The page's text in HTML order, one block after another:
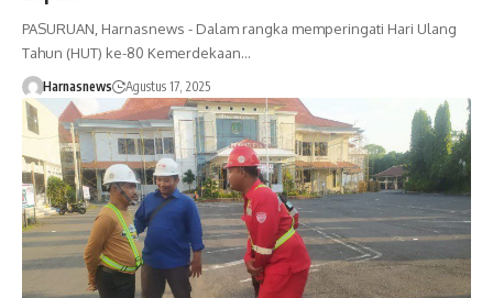
PASURUAN, Harnasnews - Dalam rangka memperingati Hari Ulang
Tahun (HUT) ke-80 Kemerdekaan…
Harnasnews Agustus 17, 2025